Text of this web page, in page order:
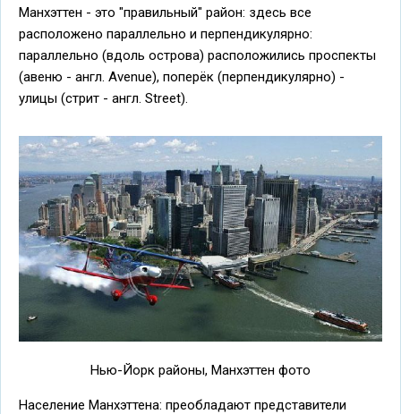
Манхэттен - это "правильный" район: здесь все
расположено параллельно и перпендикулярно:
параллельно (вдоль острова) расположились проспекты
(авеню - англ. Avenue), поперёк (перпендикулярно) -
улицы (стрит - англ. Street).
Нью-Йорк районы, Манхэттен фото
Население Манхэттена: преобладают представители